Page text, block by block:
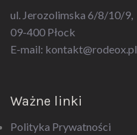
ul. Jerozolimska 6/8/10/9,
09-400 Płock
E-mail: kontakt@rodeox.pl
Ważne linki
Polityka Prywatności